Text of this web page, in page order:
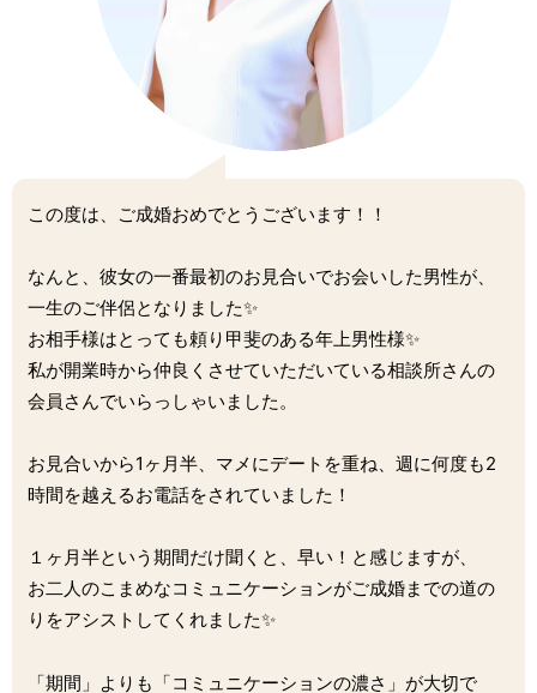
この度は、ご成婚おめでとうございます！！
なんと、彼女の一番最初のお見合いでお会いした男性が、
一生のご伴侶となりました✨
お相手様はとっても頼り甲斐のある年上男性様✨
私が開業時から仲良くさせていただいている相談所さんの
会員さんでいらっしゃいました。
お見合いから1ヶ月半、マメにデートを重ね、週に何度も2
時間を越えるお電話をされていました！
１ヶ月半という期間だけ聞くと、早い！と感じますが、
お二人のこまめなコミュニケーションがご成婚までの道の
りをアシストしてくれました✨
「期間」よりも「コミュニケーションの濃さ」が大切で